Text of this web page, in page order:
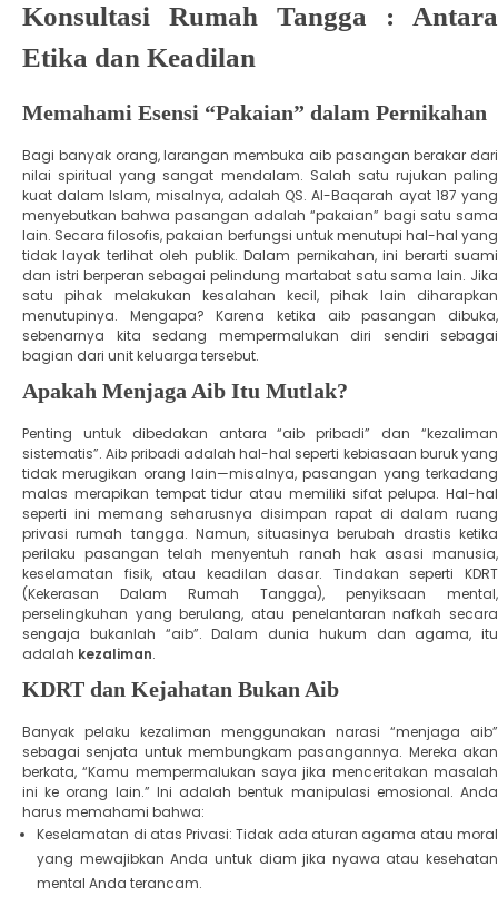
Konsultasi Rumah Tangga : Antara
Etika dan Keadilan​
Memahami Esensi “Pakaian” dalam Pernikahan
​Bagi banyak orang, larangan membuka aib pasangan berakar dari
nilai spiritual yang sangat mendalam. Salah satu rujukan paling
kuat dalam Islam, misalnya, adalah QS. Al-Baqarah ayat 187 yang
menyebutkan bahwa pasangan adalah “pakaian” bagi satu sama
lain. ​Secara filosofis, pakaian berfungsi untuk menutupi hal-hal yang
tidak layak terlihat oleh publik. Dalam pernikahan, ini berarti suami
dan istri berperan sebagai pelindung martabat satu sama lain. Jika
satu pihak melakukan kesalahan kecil, pihak lain diharapkan
menutupinya. Mengapa? Karena ketika aib pasangan dibuka,
sebenarnya kita sedang mempermalukan diri sendiri sebagai
bagian dari unit keluarga tersebut.
​Apakah Menjaga Aib Itu Mutlak?
​Penting untuk dibedakan antara “aib pribadi” dan “kezaliman
sistematis”. Aib pribadi adalah hal-hal seperti kebiasaan buruk yang
tidak merugikan orang lain—misalnya, pasangan yang terkadang
malas merapikan tempat tidur atau memiliki sifat pelupa. Hal-hal
seperti ini memang seharusnya disimpan rapat di dalam ruang
privasi rumah tangga. ​Namun, situasinya berubah drastis ketika
perilaku pasangan telah menyentuh ranah hak asasi manusia,
keselamatan fisik, atau keadilan dasar. Tindakan seperti KDRT
(Kekerasan Dalam Rumah Tangga), penyiksaan mental,
perselingkuhan yang berulang, atau penelantaran nafkah secara
sengaja bukanlah “aib”. Dalam dunia hukum dan agama, itu
adalah kezaliman.
​KDRT dan Kejahatan Bukan Aib
​Banyak pelaku kezaliman menggunakan narasi “menjaga aib”
sebagai senjata untuk membungkam pasangannya. Mereka akan
berkata, “Kamu mempermalukan saya jika menceritakan masalah
ini ke orang lain.” Ini adalah bentuk manipulasi emosional. ​Anda
harus memahami bahwa:
​Keselamatan di atas Privasi: Tidak ada aturan agama atau moral
yang mewajibkan Anda untuk diam jika nyawa atau kesehatan
mental Anda terancam.